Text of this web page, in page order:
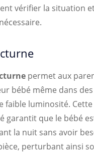
vérifier la situation
permet aux
bébé même dans des
faible luminosité. Cette
garantit que le bébé
la nuit sans avoir
perturbant ainsi